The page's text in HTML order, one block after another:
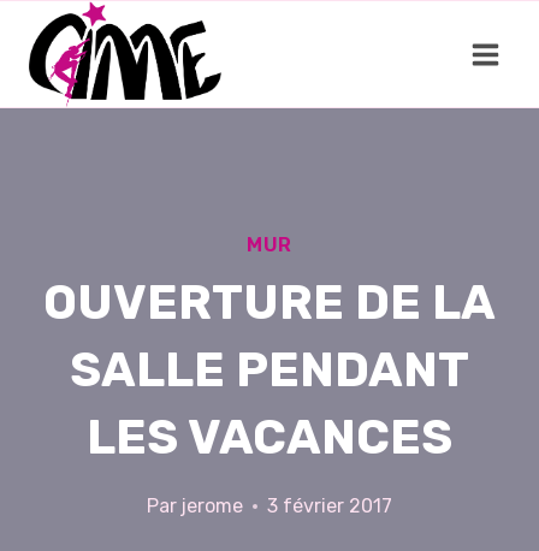
contenu
MUR
OUVERTURE DE LA
SALLE PENDANT
LES VACANCES
Par jerome 3 février 2017